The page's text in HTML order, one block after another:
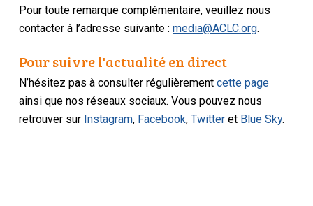
Pour toute remarque complémentaire, veuillez nous
contacter à l’adresse suivante :media@ACLC.org.
Pour suivre l'actualité en direct
N’hésitez pas à consulter régulièrementcette page
ainsi que nos réseaux sociaux. Vous pouvez nous
retrouver sur Instagram, Facebook,Twitter et Blue Sky.